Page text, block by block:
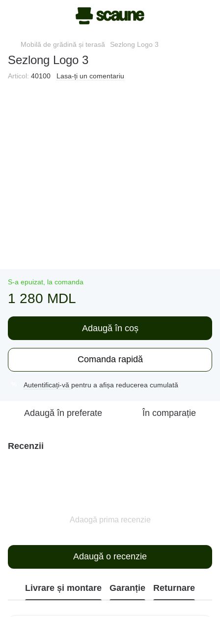
Mobilă de grădină și terasă Sezlong Logo 3
Sezlong Logo 3
Articol: 40100 Lasa-ți un comentariu
S-a epuizat, la comanda
1 280 MDL
Adaugă în coș
Comanda rapidă
Autentificați-vă pentru a afișa reducerea cumulată
Adaugă în preferate În comparație
Recenzii
Adaogă prima recenzie
Adaugă o recenzie
Livrare și montare Garanție Returnare